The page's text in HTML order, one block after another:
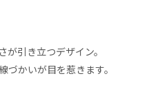
引き立つデザイン。
かいが目を惹きます。